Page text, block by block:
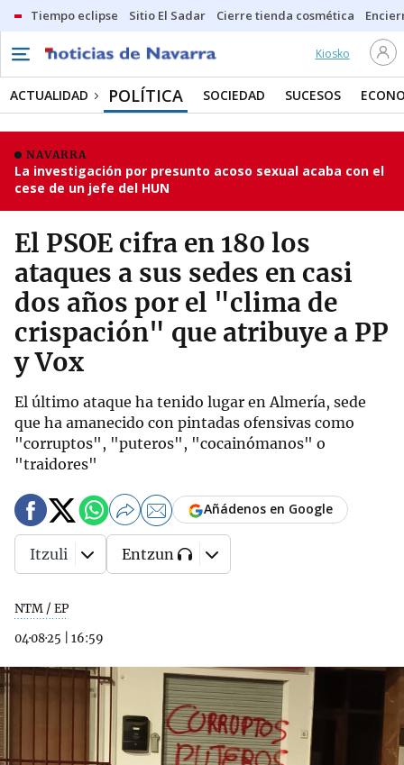
Tiempo eclipse Sitio El Sadar Cierre tienda cosmética
Kiosko
ACTUALIDAD POLÍTICA SOCIEDAD SUCESOS
NAVARRA
La investigación por presunto acoso sexual acaba con el
cese de un jefe del HUN
El PSOE cifra en 180 los
ataques a sus sedes en casi
dos años por el "clima de
crispación" que atribuye a PP
y Vox
El último ataque ha tenido lugar en Almería, sede
que ha amanecido con pintadas ofensivas como
"corruptos", "puteros", "cocainómanos" o
"traidores"
NTM / EP
04·08·25
16:59
Añádenos en Google
Itzuli Entzun